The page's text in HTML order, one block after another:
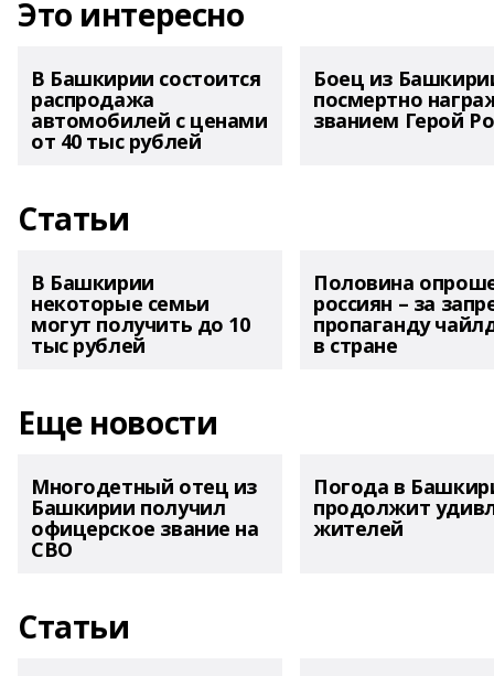
Это интересно
В Башкирии состоится
распродажа
автомобилей с ценами
от 40 тыс рублей
Боец из
посмертно
званием Герой
Статьи
В Башкирии
некоторые семьи
могут получить до 10
тыс рублей
Половина
россиян – за
пропаганду
в стране
Еще новости
Многодетный отец из
Башкирии получил
офицерское звание на
СВО
Погода в
продолжит
жителей
Статьи